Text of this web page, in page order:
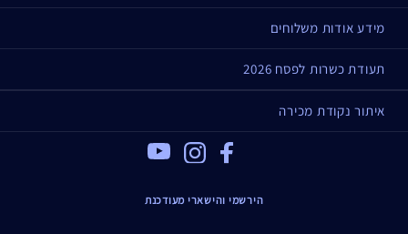
מידע אודות משלוחים
תעודת כשרות לפסח 2026
איתור נקודת מכירה
Facebook
הירשמי והישארי מעודכנת